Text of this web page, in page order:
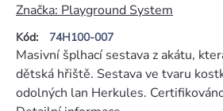
Kód: 74H100-007
hodnocení
produktu
je
5,0
5
Značka: Playground System
Masivní šplhací sestava z akátu,
dětská hřiště. Sestava ve tvaru
odolných lan Herkules.